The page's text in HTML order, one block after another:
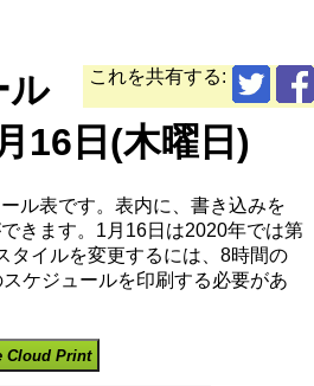
これを共有する:
ル
16日(木曜日)
ル表です。表内に、書き込みを
きます。1月16日は2020年では第
タイルを変更するには、8時間の
ケジュールを印刷する必要があ
Cloud Print